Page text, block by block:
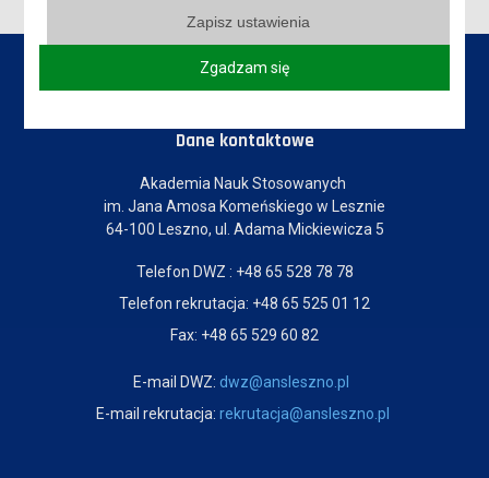
Dane kontaktowe
Akademia Nauk Stosowanych
im. Jana Amosa Komeńskiego w Lesznie
64-100 Leszno, ul. Adama Mickiewicza 5
Telefon DWZ : +48 65 528 78 78
Telefon rekrutacja: +48 65 525 01 12
Fax: +48 65 529 60 82
E-mail DWZ: dwz@ansleszno.pl
E-mail rekrutacja: rekrutacja@ansleszno.pl
Zapisz ustawienia
Zgadzam się